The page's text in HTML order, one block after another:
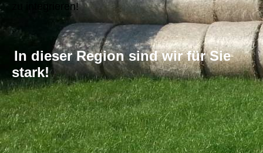
zu integrieren!
In dieser Region sind wir für Sie
stark!